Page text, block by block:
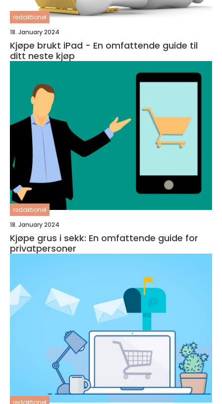
redaktionel
18. January 2024
Kjøpe brukt iPad - En omfattende guide til
ditt neste kjøp
redaktionel
18. January 2024
Kjøpe grus i sekk: En omfattende guide for
privatpersoner
redaktionel